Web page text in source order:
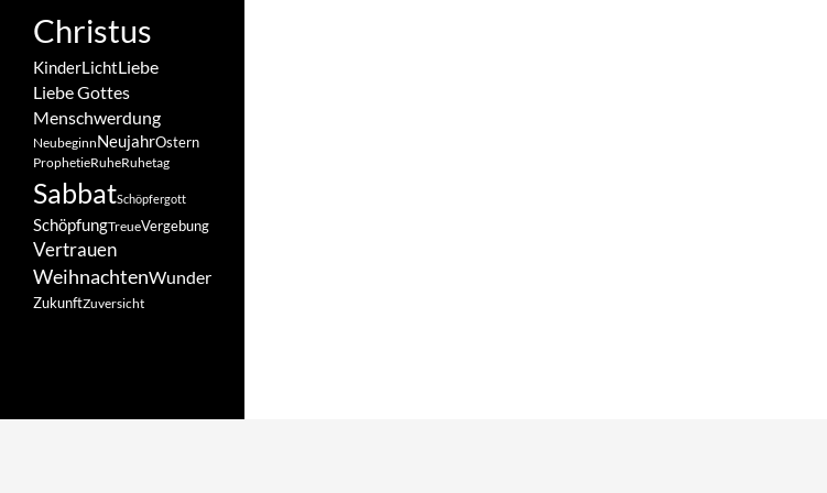
Christus
KinderLichtLiebe
Liebe Gottes
Menschwerdung
NeubeginnNeujahrOstern
ProphetieRuheRuhetag
SabbatSchöpfergott
SchöpfungTreueVergebung
Vertrauen
WeihnachtenWunder
ZukunftZuversicht